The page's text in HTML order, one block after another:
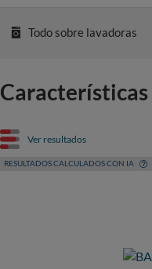
Todo sobre lavadoras
Características
Ver resultados
RESULTADOS CALCULADOS CON IA